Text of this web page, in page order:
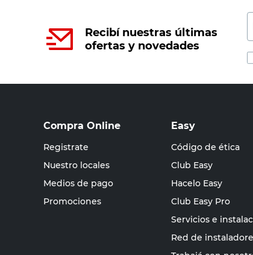
Recibí nuestras últimas
ofertas y novedades
Compra Online
Registrate
Nuestro locales
Medios de pago
Promociones
Easy
Código de ética
Club Easy
Hacelo Easy
Club Easy Pro
Servicios e
Red de